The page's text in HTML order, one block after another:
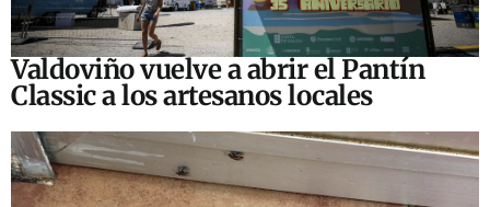
Valdoviño vuelve a abrir el Pantín
Classic a los artesanos locales